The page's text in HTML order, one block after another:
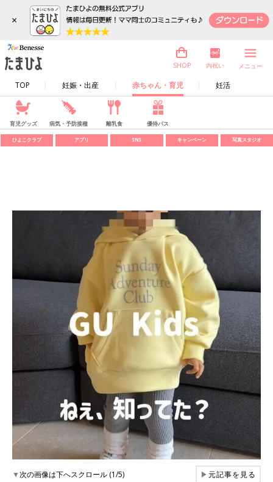
×
TOP 妊娠・出産 赤ちゃん・育児 妊活
SHOP 内祝い メニュー
育児グッズ 病気・予防接種 離乳食 優待パス
ひよこクラブ アプリ SNS キャンペーン 写真スタジオ
▼次の画像は下へスクロール (1/5) ▶元記事を見る